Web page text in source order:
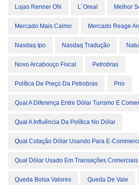
Lojas Renner ON L´oreal Melhor
Mercado Mais Calmo Mercado Reage
Nasdaq Ipo Nasdaq Tradução
Novo Arcabouço Fiscal Petrobras
Política De Preço Da Petrobras Prio
Qual A Diferença Entre Dólar Turismo E
Qual A Influência Da Política No Dólar
Qual Cotação Dólar Usando Para E-
Qual Dólar Usado Em Transações Comerciais
Queda Bolsa Valores Queda De Vale